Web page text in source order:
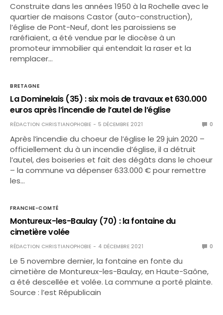
Construite dans les années 1950 à la Rochelle avec le
quartier de maisons Castor (auto-construction),
l’église de Pont-Neuf, dont les paroissiens se
raréfiaient, a été vendue par le diocèse à un
promoteur immobilier qui entendait la raser et la
remplacer…
BRETAGNE
La Dominelais (35) : six mois de travaux et 630.000
euros après l’incendie de l’autel de l’église
RÉDACTION CHRISTIANOPHOBIE 5 DÉCEMBRE 2021 0
Après l’incendie du choeur de l’église le 29 juin 2020 –
officiellement du à un incendie d’église, il a détruit
l’autel, des boiseries et fait des dégâts dans le choeur
– la commune va dépenser 633.000 € pour remettre
les…
FRANCHE-COMTÉ
Montureux-les-Baulay (70) : la fontaine du
cimetière volée
RÉDACTION CHRISTIANOPHOBIE 4 DÉCEMBRE 2021 0
Le 5 novembre dernier, la fontaine en fonte du
cimetière de Montureux-les-Baulay, en Haute-Saône,
a été descellée et volée. La commune a porté plainte.
Source : l’est Républicain